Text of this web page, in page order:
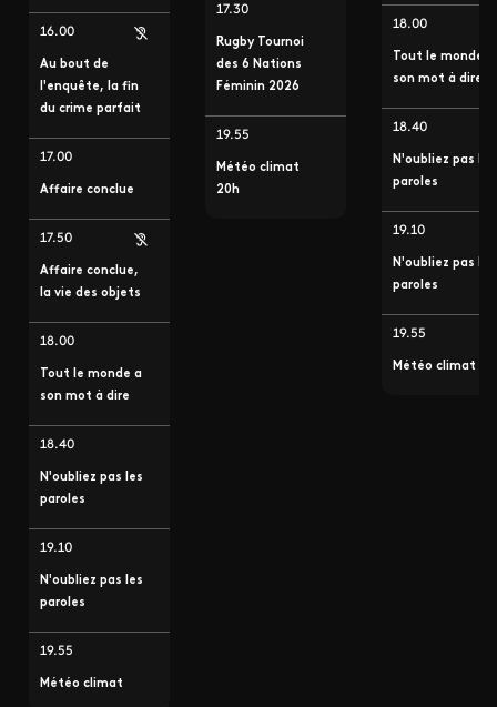
16.00
Au bout de
l'enquête, la fin
du crime parfait
17.00
Affaire conclue
17.50
Affaire conclue,
la vie des objets
18.00
Tout le monde a
son mot à dire
18.40
N'oubliez pas les
paroles
19.10
N'oubliez pas les
paroles
19.55
Météo climat
17.30
Rugby Tournoi
des 6 Nations
Féminin 2026
19.55
Météo climat
20h
18.00
Tout le monde a
son mot à dire
18.40
N'oubliez pas les
paroles
19.10
N'oubliez pas les
paroles
19.55
Météo climat